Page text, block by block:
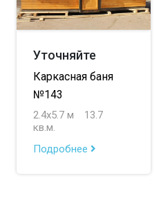
Уточняйте
Каркасная баня
№143
2.4х5.7 м
13.7
кв.м.
Подробнее